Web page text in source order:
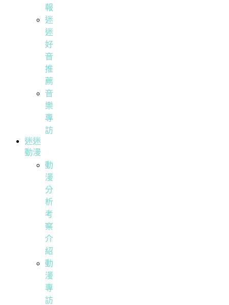
報
迷
迷
好
音
推
薦
音
樂
專
訪
迷迷
動漫
動
漫
分
析
考
察
介
紹
動
漫
專
訪